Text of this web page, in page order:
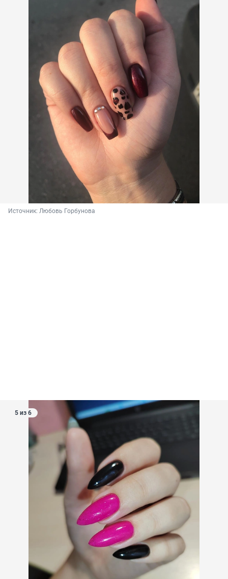
Источник: Любовь Горбунова
5 из 6